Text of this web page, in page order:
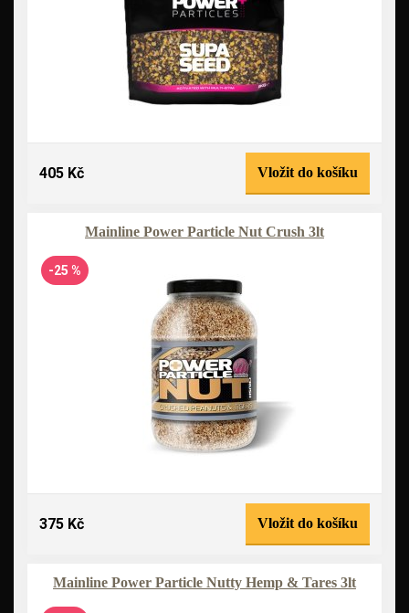
405 Kč Vložit do košíku
Mainline Power Particle Nut Crush 3lt
-25 %
375 Kč Vložit do košíku
Mainline Power Particle Nutty Hemp & Tares 3lt